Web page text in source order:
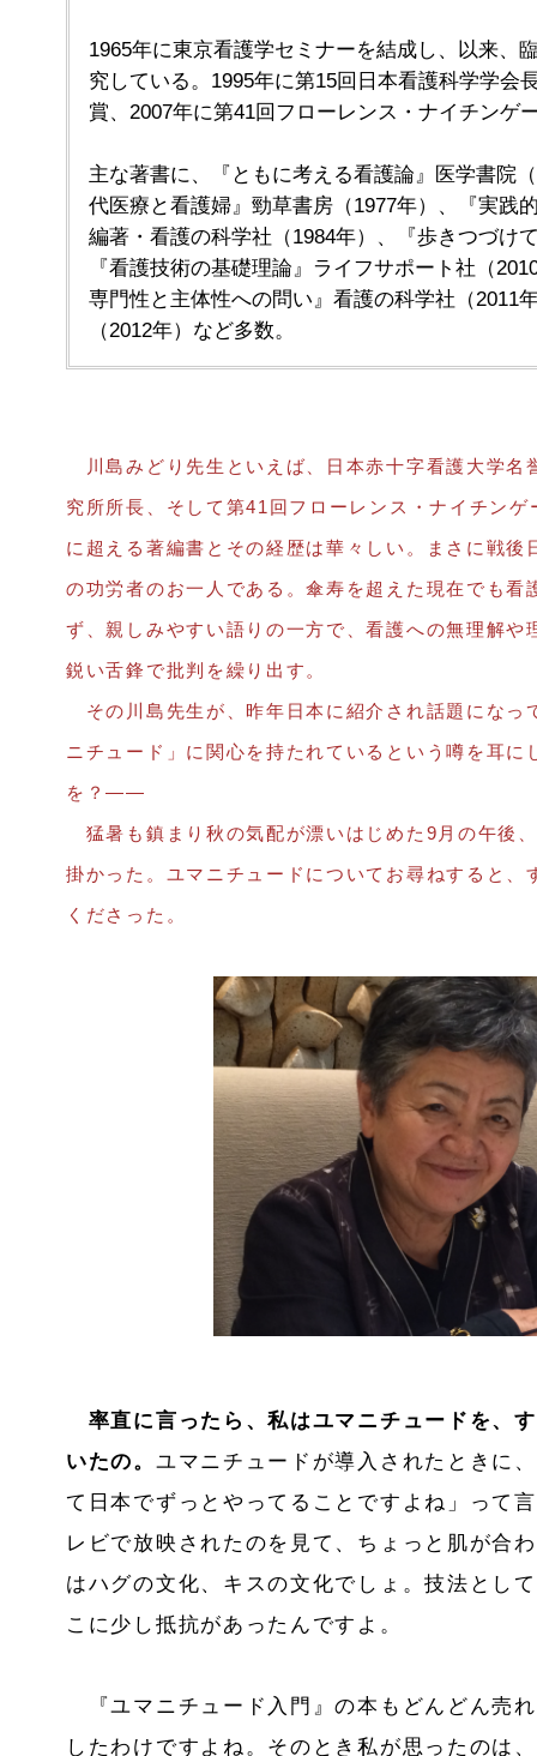
1965年に東京看護学セミナーを結成し、以来、
究している。1995年に第15回日本看護科学学会
賞、2007年に第41回フローレンス・ナイチンゲ
主な著書に、『ともに考える看護論』医学書院
代医療と看護婦』勁草書房（1977年）、『実践
編著・看護の科学社（1984年）、『歩きつづけ
『看護技術の基礎理論』ライフサポート社（
専門性と主体性への問い』看護の科学社（2011
（2012年）など多数。
川島みどり先生といえば、日本赤十字看護大学名
究所所長、そして第41回フローレンス・ナイチン
に超える著編書とその経歴は華々しい。まさに戦
の功労者のお一人である。傘寿を超えた現在でも看
ず、親しみやすい語りの一方で、看護への無理解や
鋭い舌鋒で批判を繰り出す。
その川島先生が、昨年日本に紹介され話題になっ
ニチュード」に関心を持たれているという噂を耳
を？――
猛暑も鎮まり秋の気配が漂いはじめた9月の午後
掛かった。ユマニチュードについてお尋ねすると、
くださった。
率直に言ったら、私はユマニチュードを、
いたの。 ユマニチュードが導入されたときに
て日本でずっとやってることですよね」って
レビで放映されたのを見て、ちょっと肌が合
はハグの文化、キスの文化でしょ。技法とし
こに少し抵抗があったんですよ。
『ユマニチュード入門』の本もどんどん売
したわけですよね。そのとき私が思ったのは